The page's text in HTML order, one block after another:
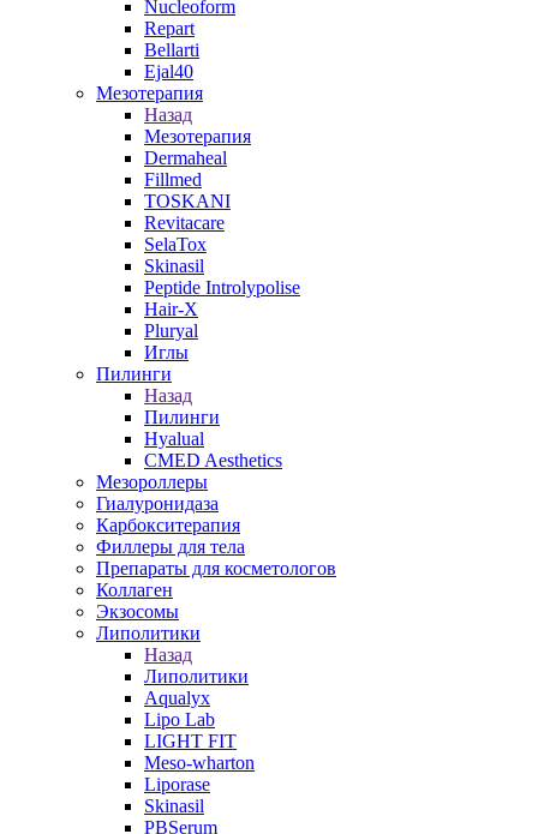
Nucleoform
Repart
Bellarti
Ejal40
Мезотерапия
Назад
Мезотерапия
Dermaheal
Fillmed
TOSKANI
Revitacare
SelaTox
Skinasil
Peptide Introlypolise
Hair-X
Pluryal
Иглы
Пилинги
Назад
Пилинги
Hyalual
CMED Aesthetics
Мезороллеры
Гиалуронидаза
Карбокситерапия
Филлеры для тела
Препараты для косметологов
Коллаген
Экзосомы
Липолитики
Назад
Липолитики
Aqualyx
Lipo Lab
LIGHT FIT
Meso-wharton
Liporase
Skinasil
PBSerum